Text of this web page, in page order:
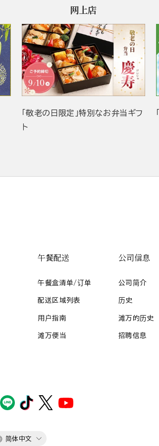
网上店
「敬老の日限定」特別なお弁当ギフ
ト
午餐配送
午餐盒清单/订单
配送区域列表
用户指南
滩万便当
公司信息
公司简介
历史
滩万的历史
招聘信息
简体中文